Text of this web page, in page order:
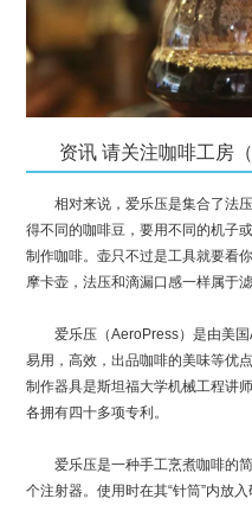
资讯 请关注咖啡工房
相对来说，爱乐压是集合了法压
得不同的咖啡豆，要用不同的机子
制作咖啡。壶只不过是工具就要看
摩卡壶，法压和滴漏口感一样属于滤
爱乐压（AeroPress）是由美国
易用，高效，出品咖啡的美味等优
制作器具是斯坦福大学机械工程讲
各拥有四十多项专利。
爱乐压是一种手工烹煮咖啡的简
个注射器。使用时在其“针筒”内放